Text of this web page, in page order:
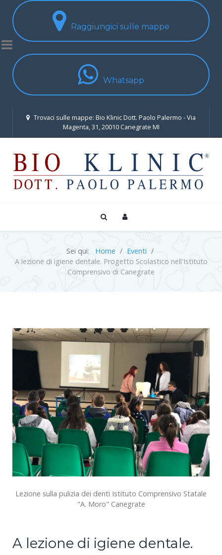
Raggiungici sulle mappe
Whatsapp
Trovaci sulle mappe: Bio Klinic Dott. Paolo Palermo - Via
Magenta, 31, 20010 Canegrate MI
Sei qui: Home
Eventi
A lezione di igiene dentale. Progetto Scolastico nell'Istituto
Comprensivo di Canegrate
Lezione sulla pulizia dei denti Istituto Comprensivo Statale
"A. Moro" Canegrate
A lezione di igiene dentale.